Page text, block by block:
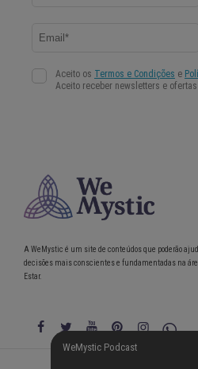
WeMystic Podcast
A WeMystic é um site de conteúdos que poderão
decisões mais conscientes e fundamentadas na
Estar.
WeMystic Podcast